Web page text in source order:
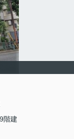
階建